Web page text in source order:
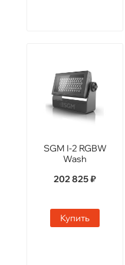
SGM I-2 RGBW
Wash
202 825 ₽
Купить